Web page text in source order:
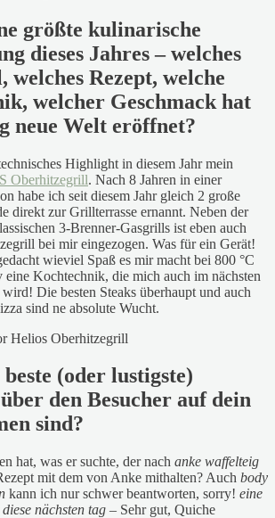
größte kulinarische
dieses Jahres – welches
welches Rezept, welche
welcher Geschmack hat
neue Welt eröffnet?
Highlight in diesem Jahr mein
Oberhitzegrill. Nach 8 Jahren in einer
habe ich seit diesem Jahr gleich 2 große
direkt zur Grillterrasse ernannt. Neben der
3-Brenner-Gasgrills ist eben auch
bei mir eingezogen. Was für ein Gerät!
wieviel Spaß es mir macht bei 800 °C
Kochtechnik, die mich auch im nächsten
Die besten Steaks überhaupt und auch
sind ne absolute Wucht.
(oder lustigste)
den Besucher auf dein
sind?
hat, was er suchte, der nach anke waffelteig
mit dem von Anke mithalten? Auch body
kann ich nur schwer beantworten, sorry! eine
nächsten tag – Sehr gut, Quiche